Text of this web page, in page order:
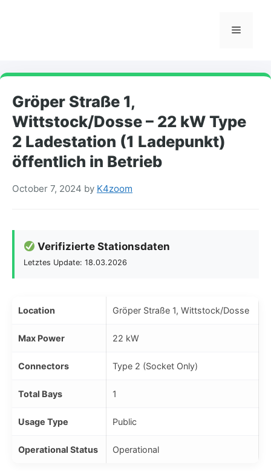
Menu
Gröper Straße 1,
Wittstock/Dosse – 22 kW Type
2 Ladestation (1 Ladepunkt)
öffentlich in Betrieb
October 7, 2024 by K4zoom
Verifizierte Stationsdaten
Letztes Update: 18.03.2026
Location Gröper Straße 1, Wittstock/Dosse
Max Power 22 kW
Connectors Type 2 (Socket Only)
Total Bays 1
Usage Type Public
Operational Status Operational